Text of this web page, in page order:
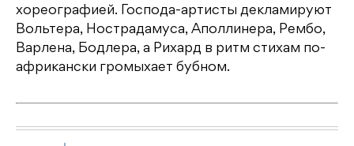
хореографией. Господа-артисты декламируют
Вольтера, Нострадамуса, Аполлинера, Рембо,
Варлена, Бодлера, а Рихард в ритм стихам по-
африкански громыхает бубном.